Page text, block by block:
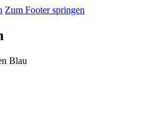
Zum Footer springen